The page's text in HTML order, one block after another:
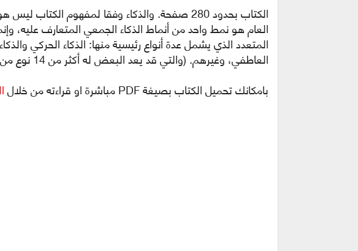
الكتاب بحدود 280 صفحة.
والذكاء وفقا لمفهوم الكتاب ليس
العام هو نمط واحد من أنماط الذكاء الجمعي المتعارف عليه،
المتعدد الذي يشمل عدة أنواع رئيسية منها: الذكاء الحركي
العاطفي، وغيرهم. (والتي قد يعد البعض له أكثر من 14 نوع من أنواع الذكاء).
بامكانك تحميل الكتاب بصيغة PDF مباشرة او قراءته من خلال